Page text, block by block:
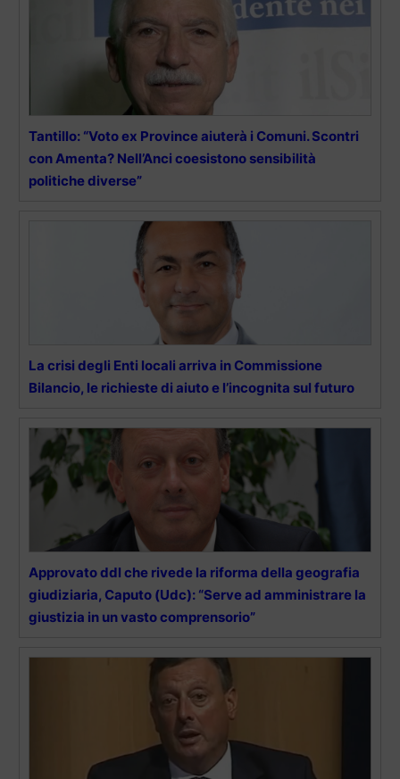
Tantillo: “Voto ex Province aiuterà i Comuni. Scontri
con Amenta? Nell’Anci coesistono sensibilità
politiche diverse”
La crisi degli Enti locali arriva in Commissione
Bilancio, le richieste di aiuto e l’incognita sul futuro
Approvato ddl che rivede la riforma della geografia
giudiziaria, Caputo (Udc): “Serve ad amministrare la
giustizia in un vasto comprensorio”